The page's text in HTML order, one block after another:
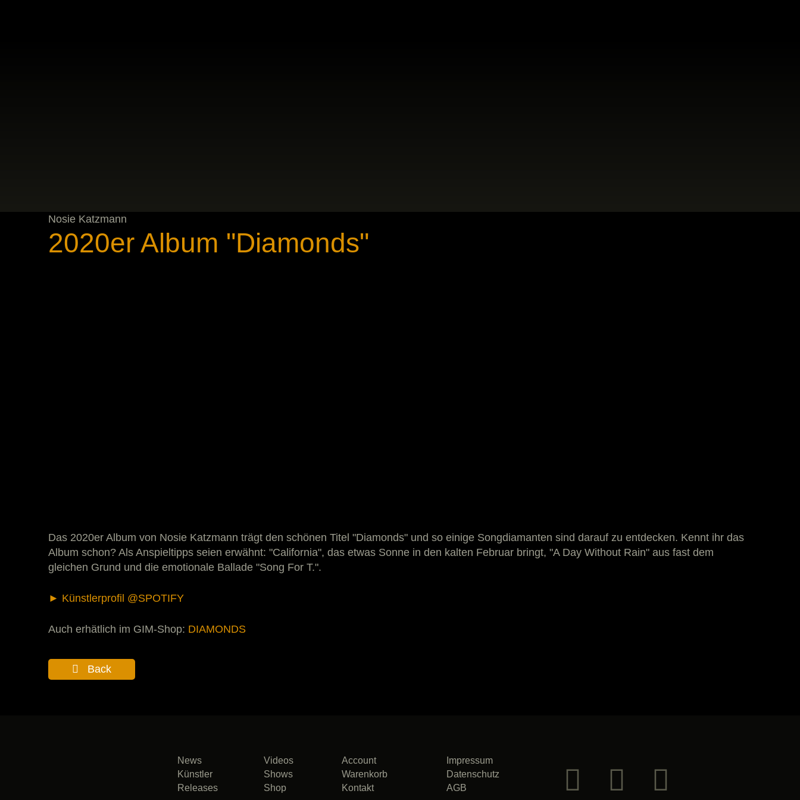
Nosie Katzmann
2020er Album "Diamonds"
Das 2020er Album von Nosie Katzmann trägt den schönen Titel "Diamonds" und so einige Songdiamanten sind darauf zu entdecken. Kennt ihr das
Album schon? Als Anspieltipps seien erwähnt: "California", das etwas Sonne in den kalten Februar bringt, "A Day Without Rain" aus fast dem
gleichen Grund und die emotionale Ballade "Song For T.".
► Künstlerprofil @SPOTIFY
Auch erhätlich im GIM-Shop: DIAMONDS
Back
News
Künstler
Releases
Videos
Shows
Shop
Account
Warenkorb
Kontakt
Impressum
Datenschutz
AGB